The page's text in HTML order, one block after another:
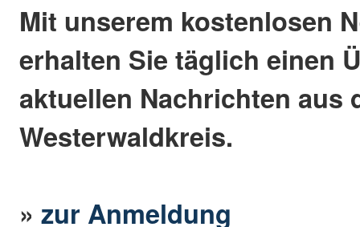
Mit unserem kostenlosen
erhalten Sie täglich einen
aktuellen Nachrichten aus
Westerwaldkreis.
»zur Anmeldung